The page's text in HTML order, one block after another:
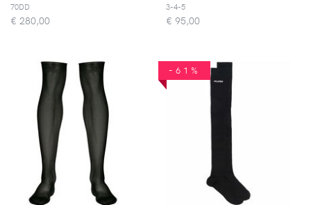
70DD
€ 280,00
3-4-5
€ 95,00
-61%